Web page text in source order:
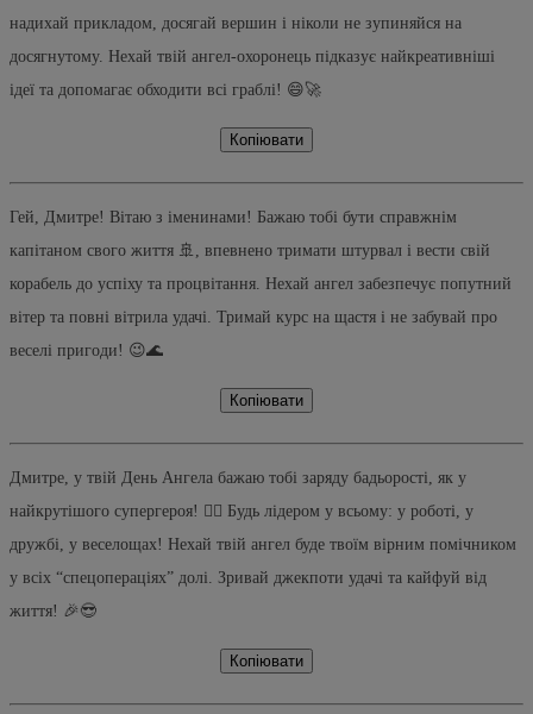
надихай прикладом, досягай вершин і ніколи не зупиняйся на
досягнутому. Нехай твій ангел-охоронець підказує найкреативніші
ідеї та допомагає обходити всі граблі! 😄🚀
Копіювати
Гей, Дмитре! Вітаю з іменинами! Бажаю тобі бути справжнім
капітаном свого життя 🚢, впевнено тримати штурвал і вести свій
корабель до успіху та процвітання. Нехай ангел забезпечує попутний
вітер та повні вітрила удачі. Тримай курс на щастя і не забувай про
веселі пригоди! 😉🌊
Копіювати
Дмитре, у твій День Ангела бажаю тобі заряду бадьорості, як у
найкрутішого супергероя! 🦸‍♂️ Будь лідером у всьому: у роботі, у
дружбі, у веселощах! Нехай твій ангел буде твоїм вірним помічником
у всіх “спецопераціях” долі. Зривай джекпоти удачі та кайфуй від
життя! 🎉😎
Копіювати